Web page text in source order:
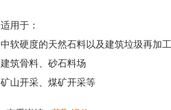
适用于：
中软硬度的天然石料以及建筑垃圾再加工
建筑骨料、砂石料场
矿山开采、煤矿开采等